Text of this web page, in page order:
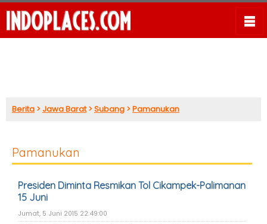
Berita >Jawa Barat>Subang >Pamanukan
Pamanukan
Presiden Diminta Resmikan Tol Cikampek-Palimanan
15 Juni
Jumat, 5 Juni 2015 22:49:00